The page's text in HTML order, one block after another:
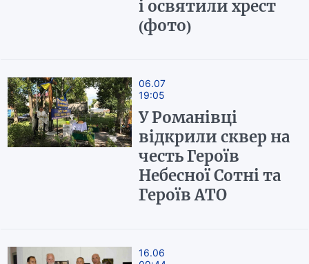
і освятили хрест
(фото)
06.07
19:05
У Романівці
відкрили сквер на
честь Героїв
Небесної Сотні та
Героїв АТО
16.06